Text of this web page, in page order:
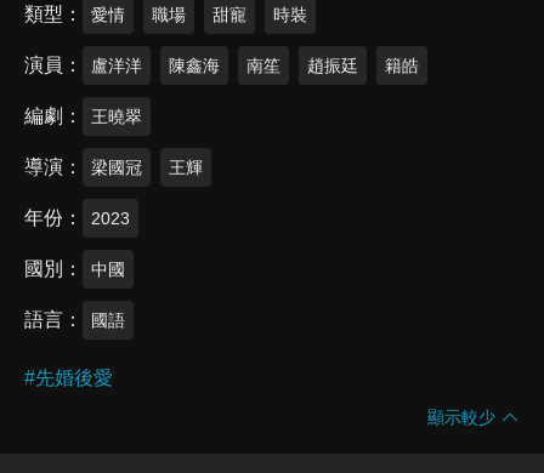
類型 愛情 職場 甜寵 時裝
演員 盧洋洋 陳鑫海 南笙 趙振廷 籍皓
編劇 王曉翠
導演 梁國冠 王輝
年份 2023
國別 中國
語言 國語
#先婚後愛
顯示較少